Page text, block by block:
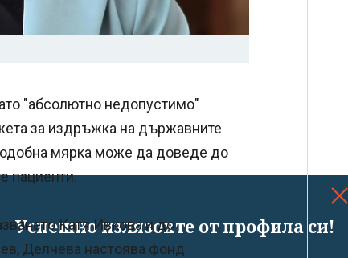
Успешно излязохте от профила си!
"абсолютно недопустимо"
за издръжка на държавните
мярка може да доведе до
пациенти.
Катя Ивкова и до
Делчева настоява фонд